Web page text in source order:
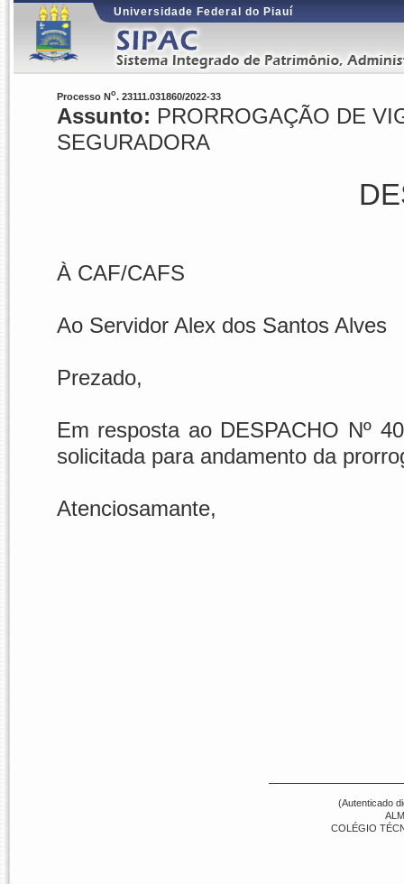
Universidade Federal do Piauí
Processo No. 23111.031860/2022-33
Assunto: PRORROGAÇÃO DE
SEGURADORA
À CAF/CAFS
Ao Servidor Alex dos Santos Alves
Prezado,
Em resposta ao DESPACHO Nº
solicitada para andamento da
Atenciosamante,
(Autenticado
COLÉGIO